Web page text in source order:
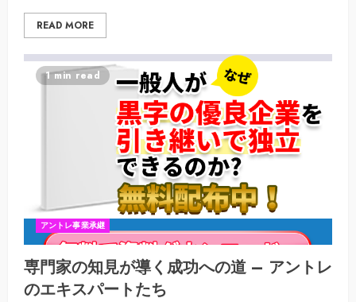
READ MORE
1 min read
アントレ事業承継
専門家の知見が導く成功への道 – アントレ
のエキスパートたち